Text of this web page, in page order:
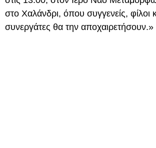
στο Χαλάνδρι, όπου συγγενείς, φίλοι
συνεργάτες θα την αποχαιρετήσουν.»